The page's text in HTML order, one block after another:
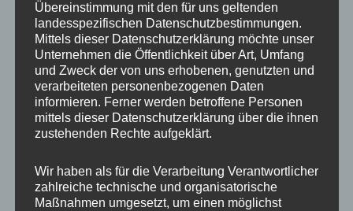
Marke:FORD, ISUZU, VW
Modelle:RANGER, RANGER, RANGER RAPTOR, OPEL
CAMPO, Amarok
Typ:2AB, 2AW, OPEL CAMPO-R, T1
Approval Number:e11*2007/46*0154*, K272,
e5*2007/46*0080*, F773, e5*2018/858*00042*
Silber erhältlich und bieten eine einfache Montage für eine
passgenaue Spurverbreiterung.
Übereinstimmung mit den für uns geltenden
landesspezifischen Datenschutzbestimmungen.
Mittels dieser Datenschutzerklärung möchte unser
Unternehmen die Öffentlichkeit über Art, Umfang
und Zweck der von uns erhobenen, genutzten und
verarbeiteten personenbezogenen Daten
informieren. Ferner werden betroffene Personen
mittels dieser Datenschutzerklärung über die ihnen
zustehenden Rechte aufgeklärt.
Wir haben als für die Verarbeitung Verantwortlicher
zahlreiche technische und organisatorische
Maßnahmen umgesetzt, um einen möglichst